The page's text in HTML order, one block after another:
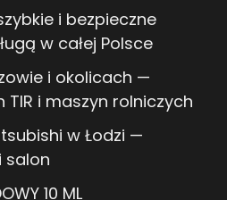
i bezpieczne
w całej Polsce
i okolicach —
i maszyn rolniczych
w Łodzi —
salon
10 ML